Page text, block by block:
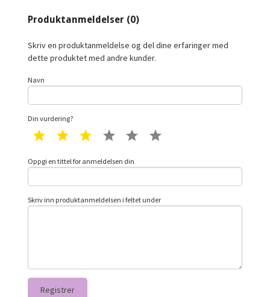
Produktanmeldelser (0)
Skriv en produktanmeldelse og del dine erfaringer med
dette produktet med andre kunder.
Navn
Din vurdering?
1 star 2 star 3 star 4 star 5 star
Oppgi en tittel for anmeldelsen din
Skriv inn produktanmeldelsen i feltet under